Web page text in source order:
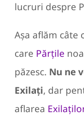
lucruri despre
Așa aflăm câte
care Părțile
păzesc. Nu ne
Exilați, dar
aflarea